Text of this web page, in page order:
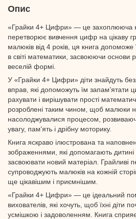
Опис
«Грайки 4+ Цифри» — це захоплююча
перетворює вивчення цифр на цікаву
малюків від 4 років, ця книга
в світі математики, засвоюючи основи
веселій формі.
У «Грайки 4+ Цифри» діти знайдуть
вправ, які допоможуть їм запам’ятати
рахувати і вирішувати прості
розроблені таким чином, щоб малюки
насолоджувалися процесом,
увагу, пам'ять і дрібну моторику.
Книга яскраво ілюстрована та
зображеннями, які допомагають дитині
засвоювати новий матеріал. Грайливі
супроводжують малюків на кожній
ще цікавішим і приємнішим.
«Грайки 4+ Цифри» — це ідеальний
вихователів, які хочуть, щоб їхні діти
усмішкою і задоволенням. Книга